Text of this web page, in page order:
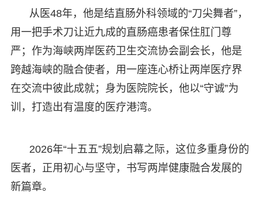
从医48年，他是结直肠外科领域的“刀尖舞者”，
用一把手术刀让近九成的直肠癌患者保住肛门尊
严；作为海峡两岸医药卫生交流协会副会长，他是
跨越海峡的融合使者，用一座连心桥让两岸医疗界
在交流中彼此成就；身为医院院长，他以“守诚”为
训，打造出有温度的医疗港湾。
2026年“十五五”规划启幕之际，这位多重身份的
医者，正用初心与坚守，书写两岸健康融合发展的
新篇章。